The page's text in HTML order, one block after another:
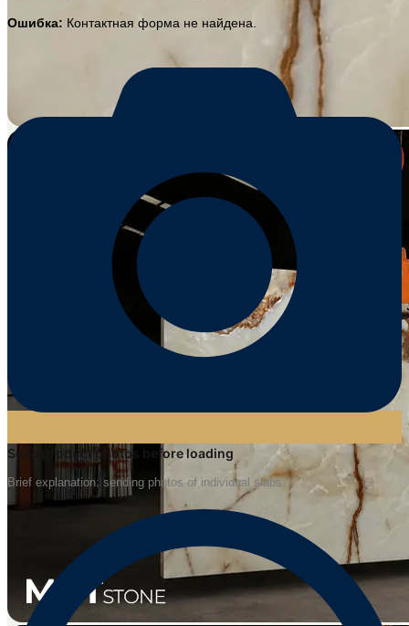
Ошибка: Контактная форма не найдена.
Send product photos before loading
Brief explanation: sending photos of individual slabs.